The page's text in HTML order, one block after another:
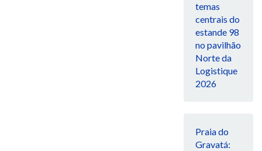
temas
centrais do
estande 98
no pavilhão
Norte da
Logistique
2026
Praia do
Gravatá: